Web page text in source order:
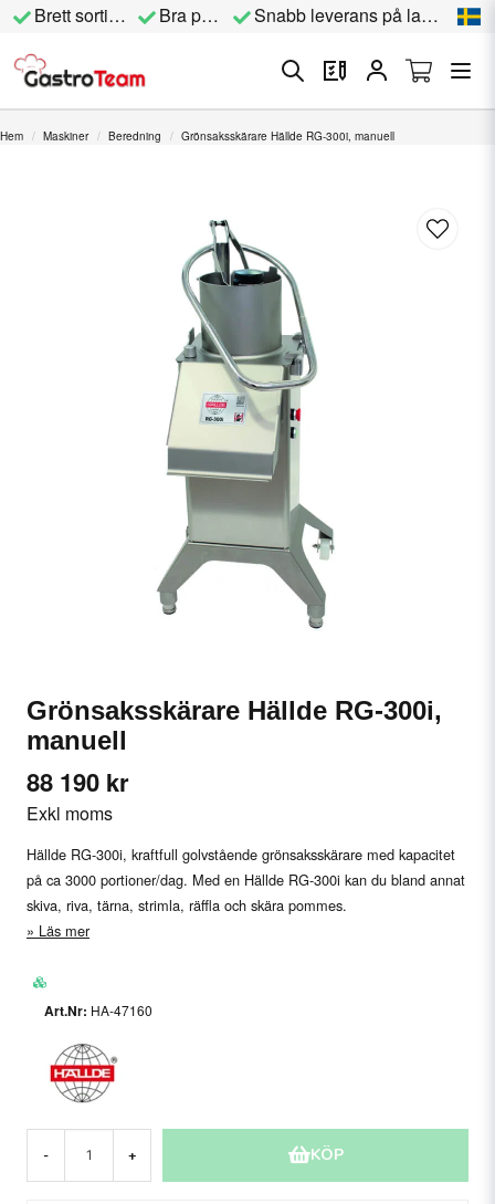
Brett sortiment Bra priser Snabb leverans på lagervara
Hem Maskiner Beredning Grönsaksskärare Hällde RG-300i, manuell
Grönsaksskärare Hällde RG-300i,
manuell
88 190 kr
Exkl moms
Hällde RG-300i, kraftfull golvstående grönsaksskärare med kapacitet
på ca 3000 portioner/dag. Med en Hällde RG-300i kan du bland annat
skiva, riva, tärna, strimla, räffla och skära pommes.
Läs mer
HA-47160
- + KÖP